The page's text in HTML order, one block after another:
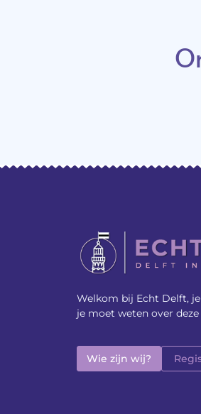
Welkom bij Echt Delft,
je moet weten over
Wie zijn wij?